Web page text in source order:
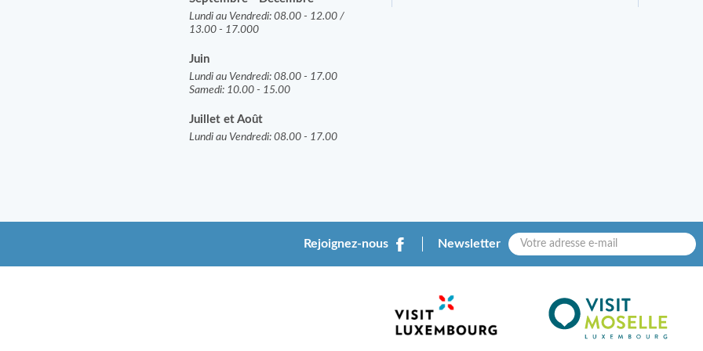
Lundi au Vendredi: 08.00 - 12.00 /
13.00 - 17.000
Juin
Lundi au Vendredi: 08.00 - 17.00
Samedi: 10.00 - 15.00
Juillet et Août
Lundi au Vendredi: 08.00 - 17.00
Rejoignez-nous Newsletter